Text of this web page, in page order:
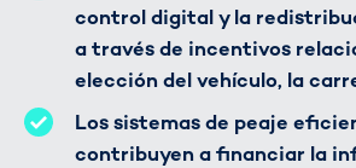
control digital y la
a través de incentivos
elección del vehículo, la
Los sistemas de peaje
contribuyen a financiar la